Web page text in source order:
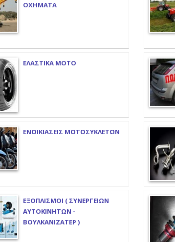
ΟΧΗΜΑΤΑ
ΕΛΑΣΤΙΚΑ ΜΟΤΟ
ΕΝΟΙΚΙΑΣΕΙΣ ΜΟΤΟΣΥΚΛΕΤΩΝ
ΕΞΟΠΛΙΣΜΟΙ ( ΣΥΝΕΡΓΕΙΩΝ
ΑΥΤΟΚΙΝΗΤΩΝ -
ΒΟΥΛΚΑΝΙΖΑΤΕΡ )